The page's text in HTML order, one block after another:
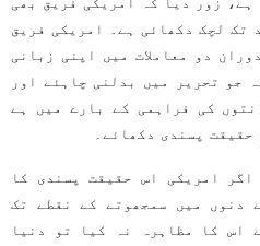
تک لچک دکھائی ہے۔ امریکی فریق
دو معاملات میں اپنی زبانی
جو تحریر میں بدلنی چاہئے اور
کی فراہمی کے بارے میں ہے
حقیقت پسندی دکھائے۔
امریکی اس حقیقت پسندی کا
دنوں میں سمجھوتے کے نقطے تک
اس کا مظاہرہ نہ کیا تو دنیا